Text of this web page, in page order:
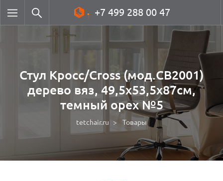
+7 499 288 00 47
Стул Кросс/Cross (мод.CB2001)
дерево вяз, 49,5х53,5х87см,
темный орех №5
tetchair.ru Товары